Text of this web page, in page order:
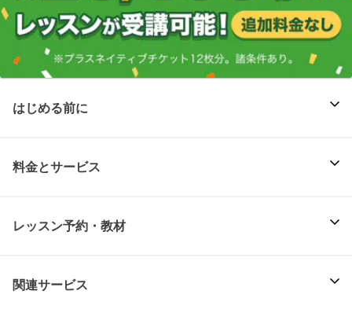
はじめる前に
料金とサービス
レッスン予約・教材
関連サービス